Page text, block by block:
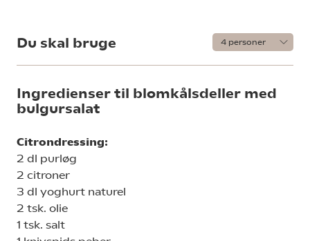
Du skal bruge
Ingredienser til blomkålsdeller med
bulgursalat
Citrondressing:
2 dl purløg
2 citroner
3 dl yoghurt naturel
2 tsk. olie
1 tsk. salt